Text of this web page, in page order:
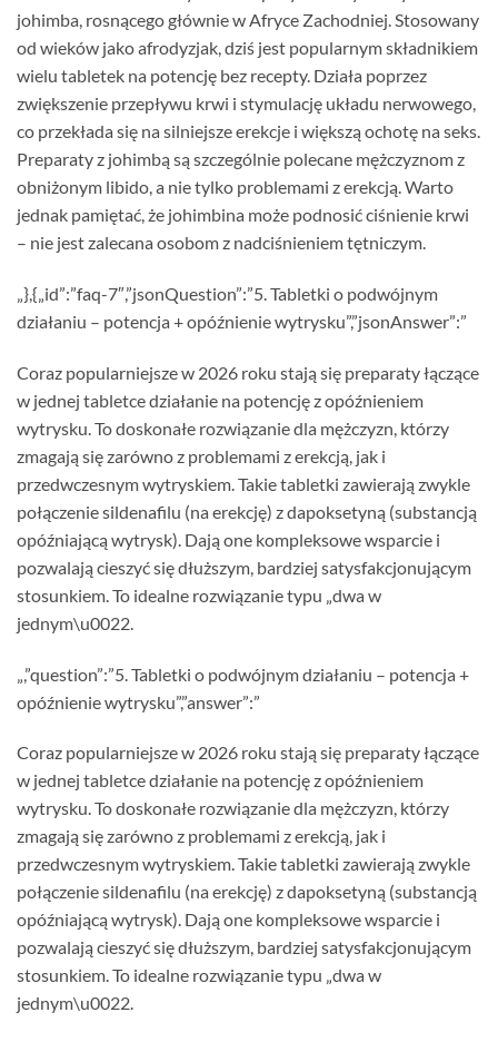
johimba, rosnącego głównie w Afryce Zachodniej. Stosowany
od wieków jako afrodyzjak, dziś jest popularnym składnikiem
wielu tabletek na potencję bez recepty. Działa poprzez
zwiększenie przepływu krwi i stymulację układu nerwowego,
co przekłada się na silniejsze erekcje i większą ochotę na seks.
Preparaty z johimbą są szczególnie polecane mężczyznom z
obniżonym libido, a nie tylko problemami z erekcją. Warto
jednak pamiętać, że johimbina może podnosić ciśnienie krwi
– nie jest zalecana osobom z nadciśnieniem tętniczym.
„},{„id”:”faq-7″,”jsonQuestion”:”5. Tabletki o podwójnym
działaniu – potencja + opóźnienie wytrysku”,”jsonAnswer”:”
Coraz popularniejsze w 2026 roku stają się preparaty łączące
w jednej tabletce działanie na potencję z opóźnieniem
wytrysku. To doskonałe rozwiązanie dla mężczyzn, którzy
zmagają się zarówno z problemami z erekcją, jak i
przedwczesnym wytryskiem. Takie tabletki zawierają zwykle
połączenie sildenafilu (na erekcję) z dapoksetyną (substancją
opóźniającą wytrysk). Dają one kompleksowe wsparcie i
pozwalają cieszyć się dłuższym, bardziej satysfakcjonującym
stosunkiem. To idealne rozwiązanie typu „dwa w
jednym\u0022.
„,”question”:”5. Tabletki o podwójnym działaniu – potencja +
opóźnienie wytrysku”,”answer”:”
Coraz popularniejsze w 2026 roku stają się preparaty łączące
w jednej tabletce działanie na potencję z opóźnieniem
wytrysku. To doskonałe rozwiązanie dla mężczyzn, którzy
zmagają się zarówno z problemami z erekcją, jak i
przedwczesnym wytryskiem. Takie tabletki zawierają zwykle
połączenie sildenafilu (na erekcję) z dapoksetyną (substancją
opóźniającą wytrysk). Dają one kompleksowe wsparcie i
pozwalają cieszyć się dłuższym, bardziej satysfakcjonującym
stosunkiem. To idealne rozwiązanie typu „dwa w
jednym\u0022.